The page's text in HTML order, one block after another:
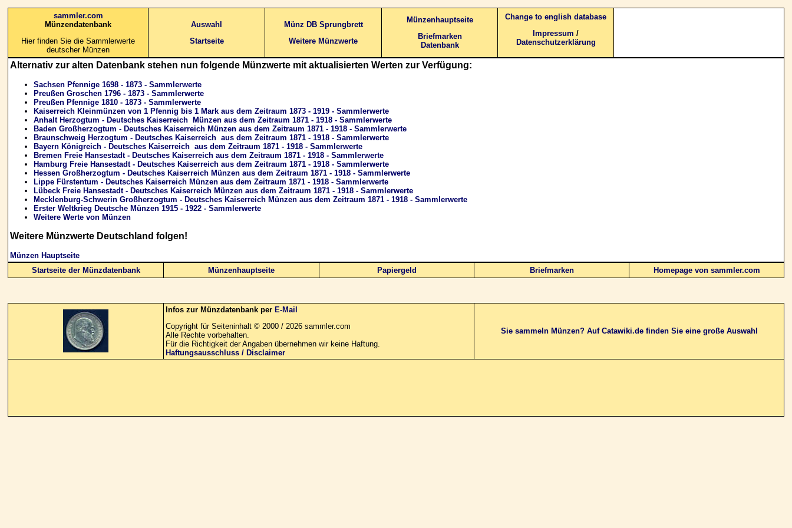
sammler.com
Münzendatenbank
Hier finden Sie die Sammlerwerte
deutscher Münzen
Auswahl
Startseite
Münz DB Sprungbrett
Weitere Münzwerte
Münzenhauptseite
Briefmarken
Datenbank
Change to english database
Impressum /
Datenschutzerklärung
Alternativ zur alten Datenbank stehen nun folgende Münzwerte mit aktualisierten Werten zur Verfügung:
Sachsen Pfennige 1698 - 1873 - Sammlerwerte
Preußen Groschen 1796 - 1873 - Sammlerwerte
Preußen Pfennige 1810 - 1873 - Sammlerwerte
Kaiserreich Kleinmünzen von 1 Pfennig bis 1 Mark aus dem Zeitraum 1873 - 1919 - Sammlerwerte
Anhalt Herzogtum - Deutsches Kaiserreich Münzen aus dem Zeitraum 1871 - 1918 - Sammlerwerte
Baden Großherzogtum - Deutsches Kaiserreich Münzen aus dem Zeitraum 1871 - 1918 - Sammlerwerte
Braunschweig Herzogtum - Deutsches Kaiserreich aus dem Zeitraum 1871 - 1918 - Sammlerwerte
Bayern Königreich - Deutsches Kaiserreich aus dem Zeitraum 1871 - 1918 - Sammlerwerte
Bremen Freie Hansestadt - Deutsches Kaiserreich aus dem Zeitraum 1871 - 1918 - Sammlerwerte
Hamburg Freie Hansestadt - Deutsches Kaiserreich aus dem Zeitraum 1871 - 1918 - Sammlerwerte
Hessen Großherzogtum - Deutsches Kaiserreich Münzen aus dem Zeitraum 1871 - 1918 - Sammlerwerte
Lippe Fürstentum - Deutsches Kaiserreich Münzen aus dem Zeitraum 1871 - 1918 - Sammlerwerte
Lübeck Freie Hansestadt - Deutsches Kaiserreich Münzen aus dem Zeitraum 1871 - 1918 - Sammlerwerte
Mecklenburg-Schwerin Großherzogtum - Deutsches Kaiserreich Münzen aus dem Zeitraum 1871 - 1918 - Sammlerwerte
Erster Weltkrieg Deutsche Münzen 1915 - 1922 - Sammlerwerte
Weitere Werte von Münzen
Weitere Münzwerte Deutschland folgen!
Münzen Hauptseite
Startseite der Münzdatenbank
Münzenhauptseite Papiergeld Briefmarken Homepage von sammler.com
Infos zur Münzdatenbank per E-Mail
Copyright für Seiteninhalt © 2000 / 2026 sammler.com
Alle Rechte vorbehalten.
Für die Richtigkeit der Angaben übernehmen wir keine Haftung.
Haftungsausschluss / Disclaimer
Sie sammeln Münzen? Auf Catawiki.de finden Sie eine große Auswahl